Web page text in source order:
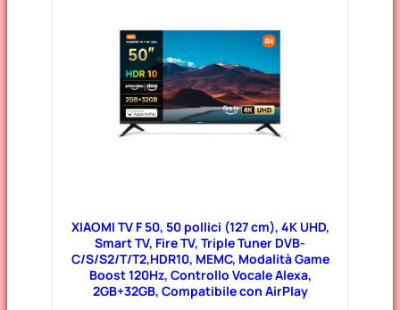
XIAOMI TV F 50, 50 pollici (127 cm), 4K UHD,
Smart TV, Fire TV, Triple Tuner DVB-
C/S/S2/T/T2,HDR10, MEMC, Modalità Game
Boost 120Hz, Controllo Vocale Alexa,
2GB+32GB, Compatibile con AirPlay